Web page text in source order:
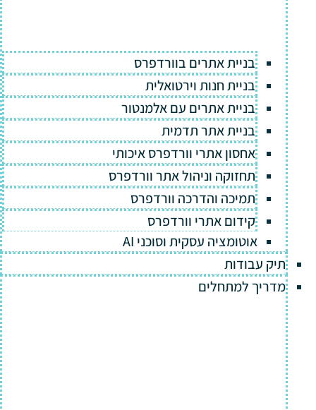
בניית אתרים בוורדפרס
בניית חנות וירטואלית
בניית אתרים עם אלמנטור
בניית אתר תדמית
אחסון אתרי וורדפרס איכותי
תחזוקה וניהול אתר וורדפרס
תמיכה והדרכה וורדפרס
קידום אתרי וורדפרס
אוטומציה עסקית וסוכני AI
תיק עבודות
מדריך למתחלים